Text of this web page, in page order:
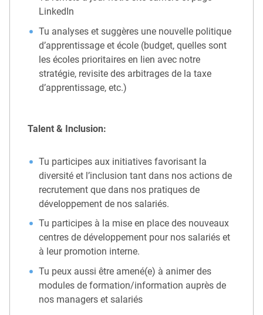
LinkedIn
Tu analyses et suggères une nouvelle politique
d’apprentissage et école (budget, quelles sont
les écoles prioritaires en lien avec notre
stratégie, revisite des arbitrages de la taxe
d’apprentissage, etc.)
Talent & Inclusion:
Tu participes aux initiatives favorisant la
diversité et l’inclusion tant dans nos actions de
recrutement que dans nos pratiques de
développement de nos salariés.
Tu participes à la mise en place des nouveaux
centres de développement pour nos salariés et
à leur promotion interne.
Tu peux aussi être amené(e) à animer des
modules de formation/information auprès de
nos managers et salariés